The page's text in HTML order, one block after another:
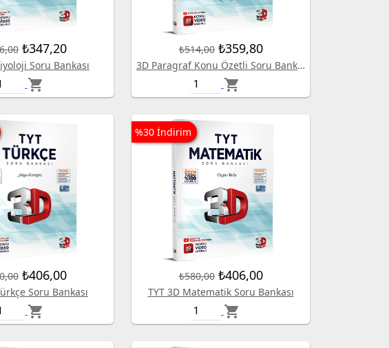
₺347,20
Soru Bankası
shopping_cart
₺514,00₺359,80
3D Paragraf Konu Özetli Soru Bankası
shopping_cart
₺406,00
Soru Bankası
shopping_cart
%30 İndirim
₺580,00₺406,00
TYT 3D Matematik Soru Bankası
shopping_cart